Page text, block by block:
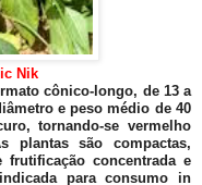
Nik
cônico-longo, de 13 a
e peso médio de 40
tornando-se vermelho
plantas são compactas,
concentrada e
para consumo in